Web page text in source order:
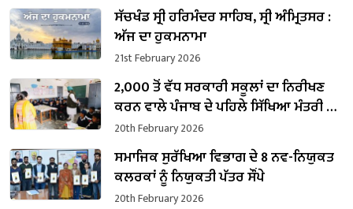
ਸੱਚਖੰਡ ਸ੍ਰੀ ਹਰਿਮੰਦਰ ਸਾਹਿਬ, ਸ੍ਰੀ ਅੰਮ੍ਰਿਤਸਰ :
ਅੱਜ ਦਾ ਹੁਕਮਨਾਮਾ
21st February 2026
2,000 ਤੋਂ ਵੱਧ ਸਰਕਾਰੀ ਸਕੂਲਾਂ ਦਾ ਨਿਰੀਖਣ
ਕਰਨ ਵਾਲੇ ਪੰਜਾਬ ਦੇ ਪਹਿਲੇ ਸਿੱਖਿਆ ਮੰਤਰੀ ਬਣੇ
ਹਰਜੋਤ ਸਿੰਘ ਬੈਂਸ
20th February 2026
ਸਮਾਜਿਕ ਸੁਰੱਖਿਆ ਵਿਭਾਗ ਦੇ 8 ਨਵ-ਨਿਯੁਕਤ
ਕਲਰਕਾਂ ਨੂੰ ਨਿਯੁਕਤੀ ਪੱਤਰ ਸੌਂਪੇ
20th February 2026